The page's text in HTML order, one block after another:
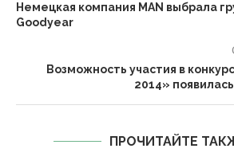
Немецкая компания MAN выбрала
Goodyear
Возможность участия в
2014»
ПРОЧИТАЙТЕ